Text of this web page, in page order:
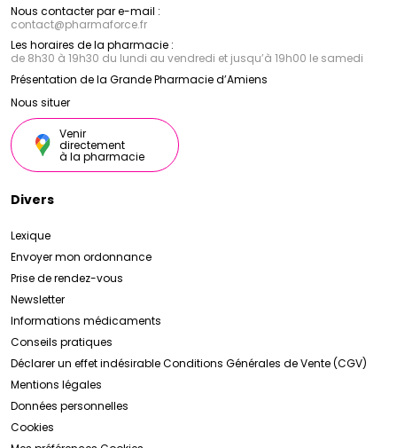
Nous contacter par e-mail :
contact@pharmaforce.fr
Les horaires de la pharmacie :
de 8h30 à 19h30 du lundi au vendredi et jusqu’à 19h00 le samedi
Présentation de la Grande Pharmacie d’Amiens
Nous situer
Venir
directement
à la pharmacie
Divers
Lexique
Envoyer mon ordonnance
Prise de rendez-vous
Newsletter
Informations médicaments
Conseils pratiques
Déclarer un effet indésirableConditions Générales de Vente (CGV)
Mentions légales
Données personnelles
Cookies